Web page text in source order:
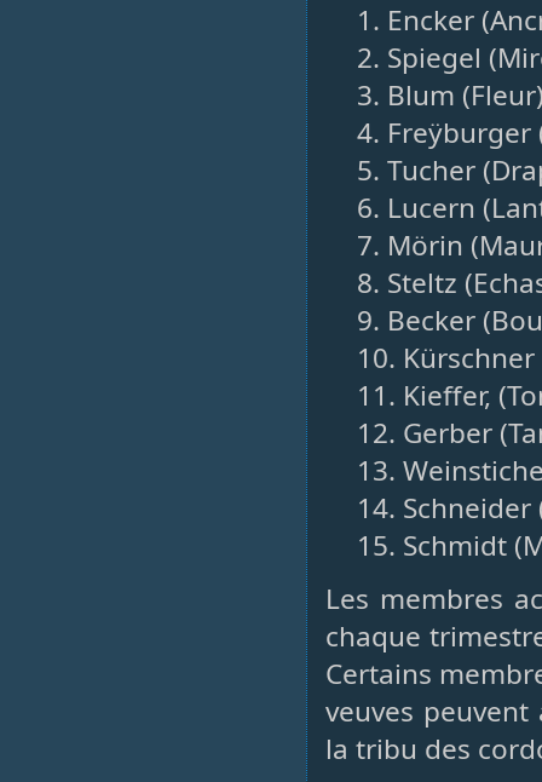
1. Encker
2. Spiegel
3. Blum
4. Freÿburger
5. Tucher
6. Lucern
7. Mörin
8. Steltz
9. Becker
10.
11. Kieffer,
12. Gerber
13.
14. Schneider
15. Schmidt
Les membres
chaque
Certains
veuves
la tribu des